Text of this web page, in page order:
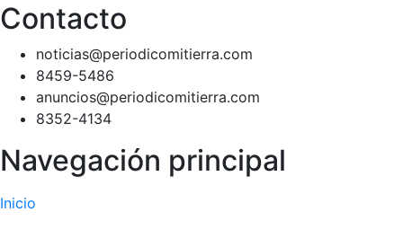
Contacto
noticias@periodicomitierra.com
8459-5486
anuncios@periodicomitierra.com
8352-4134
Navegación principal
Inicio